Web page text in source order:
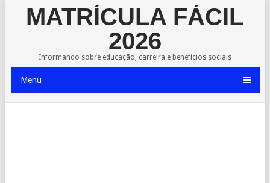
MATRÍCULA FÁCIL
2026
Informando sobre educação, carreira e benefícios sociais
Menu